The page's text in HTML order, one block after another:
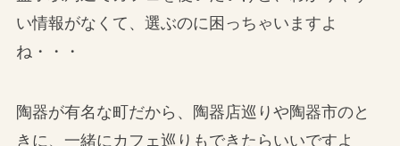
い情報がなくて、選ぶのに困っちゃいますよ
ね・・・
陶器が有名な町だから、陶器店巡りや陶器市のと
きに、一緒にカフェ巡りもできたらいいですよ